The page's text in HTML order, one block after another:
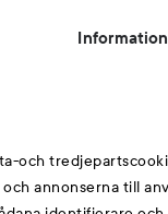
Information
och
annonserna till
for Suppliers and